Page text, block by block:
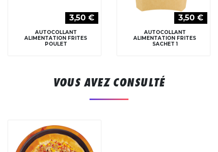
3,50 €
AUTOCOLLANT
ALIMENTATION FRITES
POULET
3,50 €
AUTOCOLLANT
ALIMENTATION FRITES
SACHET 1
VOUS AVEZ CONSULTÉ